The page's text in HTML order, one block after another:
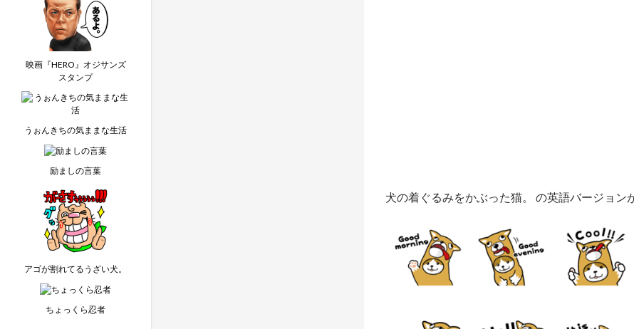
犬の着ぐるみをかぶった猫。 の英語バージョン
映画『HERO』オジサンズ
スタンプ
うぉんきちの気ままな生活
励ましの言葉
アゴが割れてるうざい犬。
ちょっくら忍者